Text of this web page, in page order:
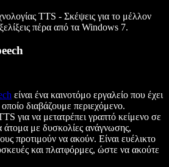
TTS - Σκέψεις για το μέλλον
πέρα από τα Windows 7.
είναι ένα καινοτόμο εργαλείο που έχει
διαβάζουμε περιεχόμενο.
για να μετατρέπει γραπτό κείμενο σε
άτομα με δυσκολίες ανάγνωσης,
προτιμούν να ακούν. Είναι ευέλικτο
και πλατφόρμες, ώστε να ακούτε